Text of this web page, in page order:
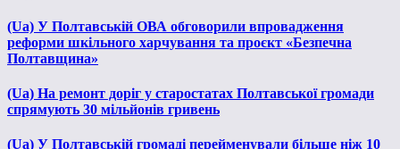
(Ua) У Полтавській ОВА обговорили впровадження
реформи шкільного харчування та проєкт «Безпечна
Полтавщина»
(Ua) На ремонт доріг у старостатах Полтавської громади
спрямують 30 мільйонів гривень
(Ua) У Полтавській громаді перейменували більше ніж 10